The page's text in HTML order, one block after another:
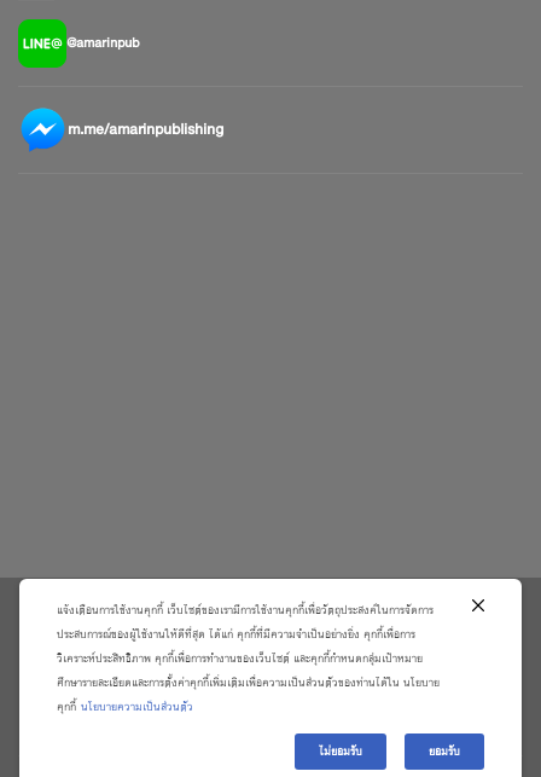
@amarinpub
m.me/amarinpublishing
\
เกี่ยวกับเรา
วิธีการสั่งซื้อสินค้าและการรับประกันสินค้า
แจ้งชำระเงิน
ติดต่อเราและร้องเรียน
แจ้งเตือนการใช้งานคุกกี้ เว็บไซต์ของเรามีการใช้งานคุกกี้เพื่อวัตถุประสงค์ในการจัดการ
ประสบการณ์ของผู้ใช้งานให้ดีที่สุด ได้แก่ คุกกี้ที่มีความจำเป็นอย่างยิ่ง คุกกี้เพื่อการ
วิเคราะห์ประสิทธิภาพ คุกกี้เพื่อการทำงานของเว็บไซต์ และคุกกี้กำหนดกลุ่มเป้าหมาย
ศึกษารายละเอียดและการตั้งค่าคุกกี้เพิ่มเติมเพื่อความเป็นส่วนตัวของท่านได้ใน นโยบาย
คุกกี้ นโยบายความเป็นส่วนตัว
ไม่ยอมรับ ยอมรับ